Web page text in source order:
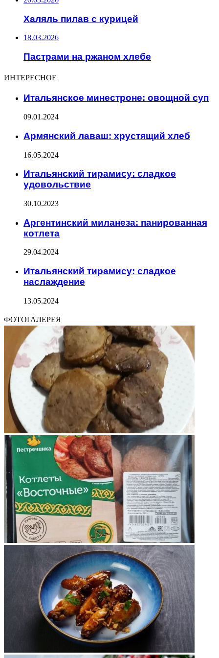
Халяль пилав с курицей
18.03.2026
Пастрами на ржаном хлебе
ИНТЕРЕСНОЕ
Итальянское минестроне: овощной суп
09.01.2024
Армянский лаваш: хрустящий хлеб
16.05.2024
Итальянский тирамису: сладкое
удовольствие
30.10.2023
Аргентинский миланеза: панированная
котлета
29.04.2024
Итальянский тирамису: сладкое
наслаждение
13.05.2024
ФОТОГАЛЕРЕЯ